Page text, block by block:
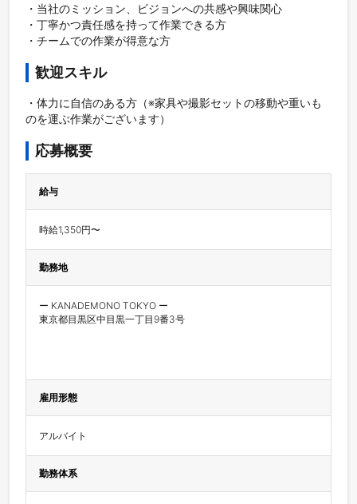
・当社のミッション、ビジョンへの共感や興味関心
・丁寧かつ責任感を持って作業できる方
歓迎スキル
・体力に自信のある方（※家具や撮影セットの移動や重いも
応募概要
給与
時給1,350円〜
勤務地
ー KANADEMONO TOKYO ー
東京都目黒区中目黒一丁目9番3号
雇用形態
アルバイト
勤務体系